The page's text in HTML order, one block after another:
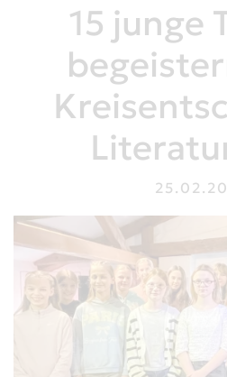
15 junge